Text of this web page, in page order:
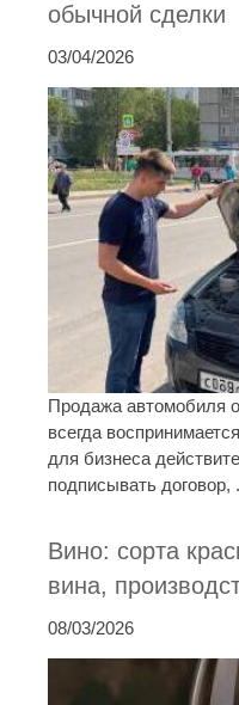
обычной сделки
03/04/2026
Продажа автомобиля
всегда
для бизнеса
подписывать договор,
Вино: сорта
вина,
08/03/2026